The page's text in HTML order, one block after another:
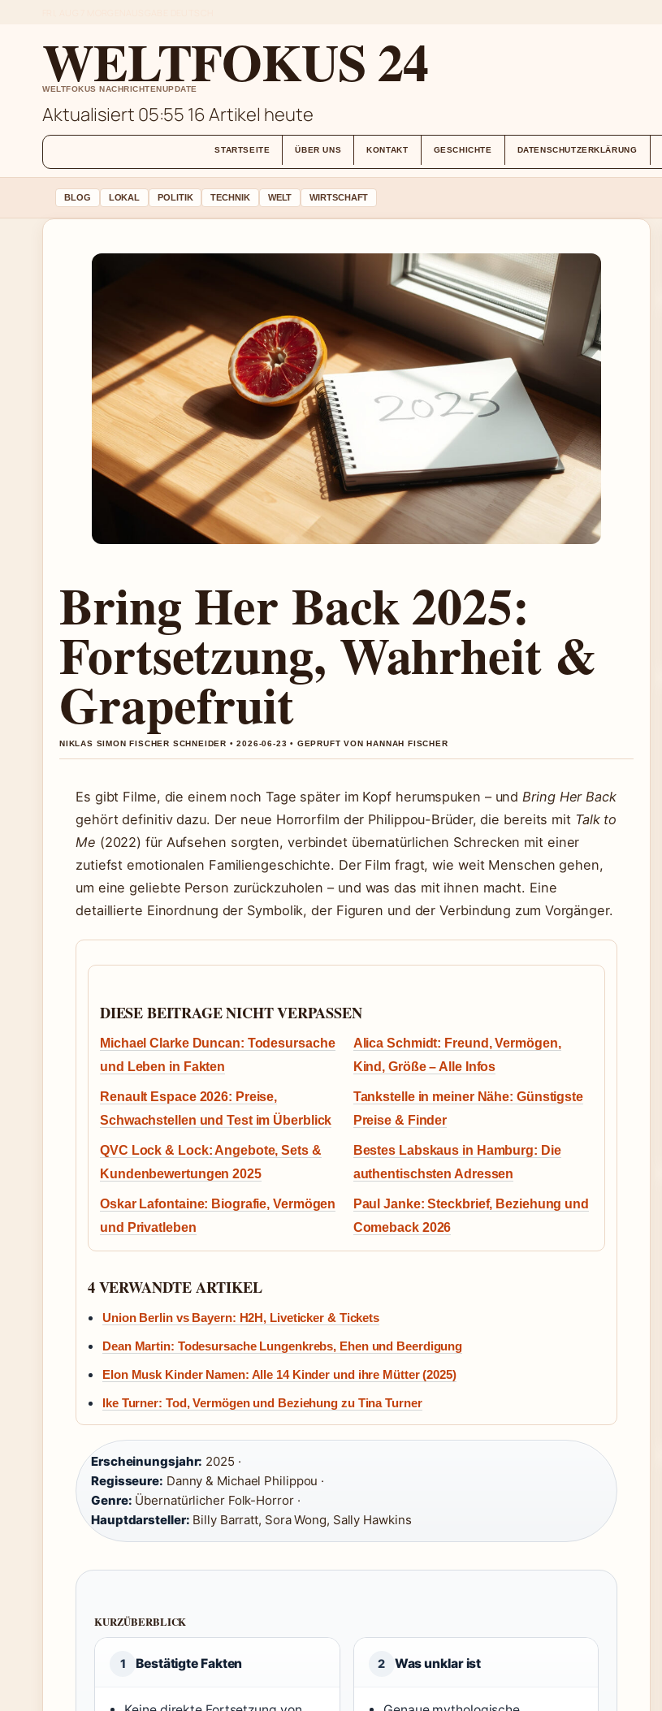
WELTFOKUS 24
WELTFOKUS NACHRICHTENUPDATE
Aktualisiert 05:55 16 Artikel heute
STARTSEITE ÜBER UNS KONTAKT GESCHICHTE DATENSCHUTZERKLÄRUNG
BLOG LOKAL POLITIK TECHNIK WELT WIRTSCHAFT
Bring Her Back 2025:
Fortsetzung, Wahrheit &
Grapefruit
NIKLAS SIMON FISCHER SCHNEIDER • 2026-06-23 • GEPRUFT VON HANNAH FISCHER
Es gibt Filme, die einem noch Tage später im Kopf herumspuken – undBring Her Back
gehört definitiv dazu. Der neue Horrorfilm der Philippou-Brüder, die bereits mit Talk to
Me (2022) für Aufsehen sorgten, verbindet übernatürlichen Schrecken mit einer
zutiefst emotionalen Familiengeschichte. Der Film fragt, wie weit Menschen gehen,
um eine geliebte Person zurückzuholen – und was das mit ihnen macht. Eine
detaillierte Einordnung der Symbolik, der Figuren und der Verbindung zum Vorgänger.
DIESE BEITRAGE NICHT VERPASSEN
Michael Clarke Duncan: Todesursache
und Leben in Fakten
Alica Schmidt: Freund, Vermögen,
Kind, Größe – Alle Infos
Renault Espace 2026: Preise,
Schwachstellen und Test im Überblick
Tankstelle in meiner Nähe: Günstigste
Preise & Finder
QVC Lock & Lock: Angebote, Sets &
Kundenbewertungen 2025
Bestes Labskaus in Hamburg: Die
authentischsten Adressen
Oskar Lafontaine: Biografie, Vermögen
und Privatleben
Paul Janke: Steckbrief, Beziehung und
Comeback 2026
4 VERWANDTE ARTIKEL
Union Berlin vs Bayern: H2H, Liveticker & Tickets
Dean Martin: Todesursache Lungenkrebs, Ehen und Beerdigung
Elon Musk Kinder Namen: Alle 14 Kinder und ihre Mütter (2025)
Ike Turner: Tod, Vermögen und Beziehung zu Tina Turner
Erscheinungsjahr: 2025 ·
Regisseure: Danny & Michael Philippou ·
Genre: Übernatürlicher Folk-Horror ·
Hauptdarsteller: Billy Barratt, Sora Wong, Sally Hawkins
KURZÜBERBLICK
1 Bestätigte Fakten 2 Was unklar ist